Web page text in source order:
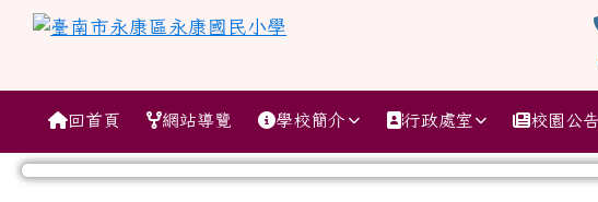
跳至主內容區
臺南市永康區永康國民小學
導覽列
回首頁 網站導覽 學校簡介 行政處室 校園公告